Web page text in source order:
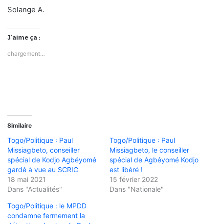
Solange A.
J’aime ça :
chargement…
Similaire
Togo/Politique : Paul
Missiagbeto, conseiller
spécial de Kodjo Agbéyomé
gardé à vue au SCRIC
18 mai 2021
Dans "Actualités"
Togo/Politique : Paul
Missiagbeto, le conseiller
spécial de Agbéyomé Kodjo
est libéré !
15 février 2022
Dans "Nationale"
Togo/Politique : le MPDD
condamne fermement la